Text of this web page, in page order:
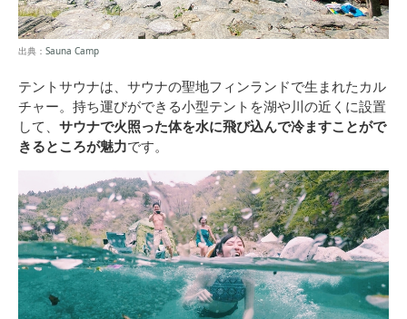
出典： Sauna Camp
テントサウナは、サウナの聖地フィンランドで生まれたカル
チャー。持ち運びができる小型テントを湖や川の近くに設置
して、 サウナで火照った体を水に飛び込んで冷ますことがで
きるところが魅力です。